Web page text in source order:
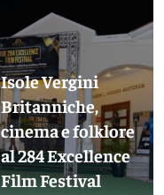
Isole Vergini
Britanniche,
cinema e folklore
al 284 Excellence
Film Festival